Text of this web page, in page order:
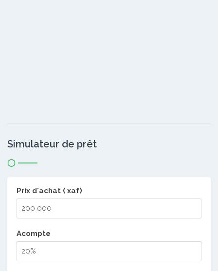
Simulateur de prêt
Prix d'achat ( xaf)
Acompte